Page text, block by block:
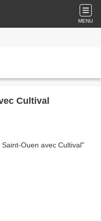
MENU
Cultival